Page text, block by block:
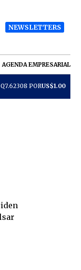
NEWSLETTERS
AGENDA EMPRESARIAL
Q7.62308 PORUS$1.00